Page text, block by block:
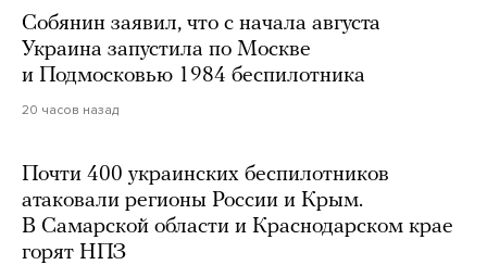
Собянин заявил, что с начала августа
Украина запустила по Москве
и Подмосковью 1984 беспилотника
20 часов назад
Почти 400 украинских беспилотников
атаковали регионы России и Крым.
В Самарской области и Краснодарском крае
горят НПЗ